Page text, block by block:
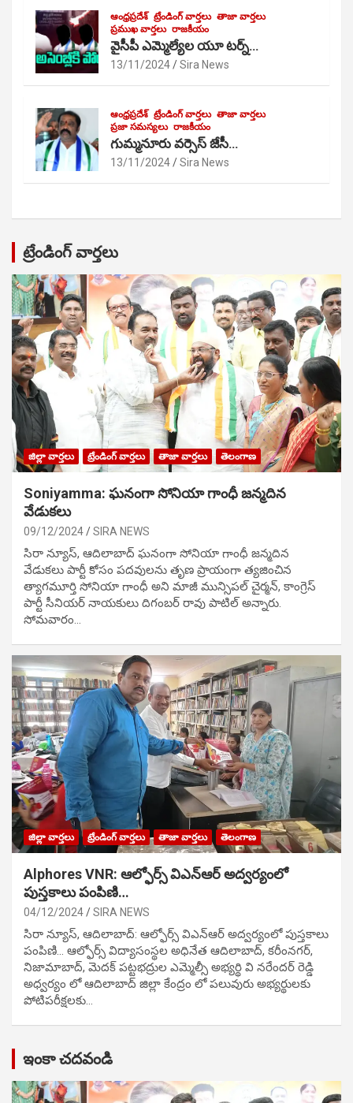
ఆంధ్రప్రదేశ్ ట్రేండింగ్ వార్తలు తాజా వార్తలు
ప్రముఖ వార్తలు రాజకీయం
వైసీపీ ఎమ్మెల్యేల యూ టర్న్…
13/11/2024 Sira News
ఆంధ్రప్రదేశ్ ట్రేండింగ్ వార్తలు తాజా వార్తలు
ప్రజా సమస్యలు రాజకీయం
గుమ్మనూరు వర్సెస్ జేసీ…
13/11/2024 Sira News
ట్రేండింగ్ వార్తలు
జిల్లా వార్తలు ట్రేండింగ్ వార్తలు తాజా వార్తలు తెలంగాణ
Soniyamma: ఘ‌నంగా సోనియా గాంధీ జ‌న్మ‌దిన
వేడుక‌లు
09/12/2024 SIRA NEWS
సిరా న్యూస్, ఆదిలాబాద్ ఘ‌నంగా సోనియా గాంధీ జ‌న్మ‌దిన
వేడుక‌లు పార్టీ కోసం ప‌ద‌వుల‌ను తృణ ప్రాయంగా త్య‌జించిన
త్యాగమూర్తి సోనియా గాంధీ అని మాజీ మున్సిప‌ల్ చైర్మ‌న్, కాంగ్రెస్
పార్టీ సీనియ‌ర్ నాయ‌కులు దిగంబ‌ర్ రావు పాటిల్ అన్నారు.
సోమవారం…
జిల్లా వార్తలు ట్రేండింగ్ వార్తలు తాజా వార్తలు తెలంగాణ
Alphores VNR: ఆల్ఫోర్స్ విఎన్ఆర్ అద్వర్యంలో
పుస్తకాలు పంపిణి…
04/12/2024 SIRA NEWS
సిరా న్యూస్, ఆదిలాబాద్: ఆల్ఫోర్స్ విఎన్ఆర్ అద్వర్యంలో పుస్తకాలు
పంపిణి… ఆల్ఫోర్స్ విద్యాసంస్థల అధినేత ఆదిలాబాద్, కరీంనగర్,
నిజామాబాద్, మెదక్ పట్టభద్రుల ఎమ్మెల్సీ అభ్యర్థి వి నరేందర్ రెడ్డి
అధ్వర్యం లో ఆదిలాబాద్ జిల్లా కేంద్రం లో పలువురు అభ్యర్థులకు
పోటిప‌రీక్ష‌ల‌కు…
ఇంకా చదవండి